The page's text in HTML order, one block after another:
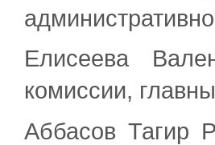
Елисеева
комиссии,
Аббасов Тагир